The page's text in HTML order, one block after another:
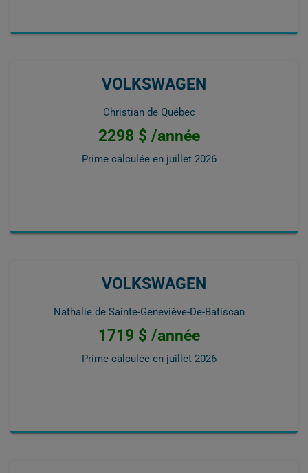
VOLKSWAGEN
Christian de Québec
2298 $ /année
Prime calculée en juillet 2026
VOLKSWAGEN
Nathalie de Sainte-Geneviève-De-Batiscan
1719 $ /année
Prime calculée en juillet 2026